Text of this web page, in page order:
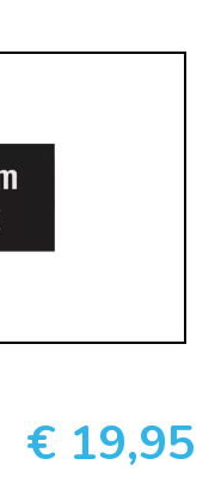
€ 19,95